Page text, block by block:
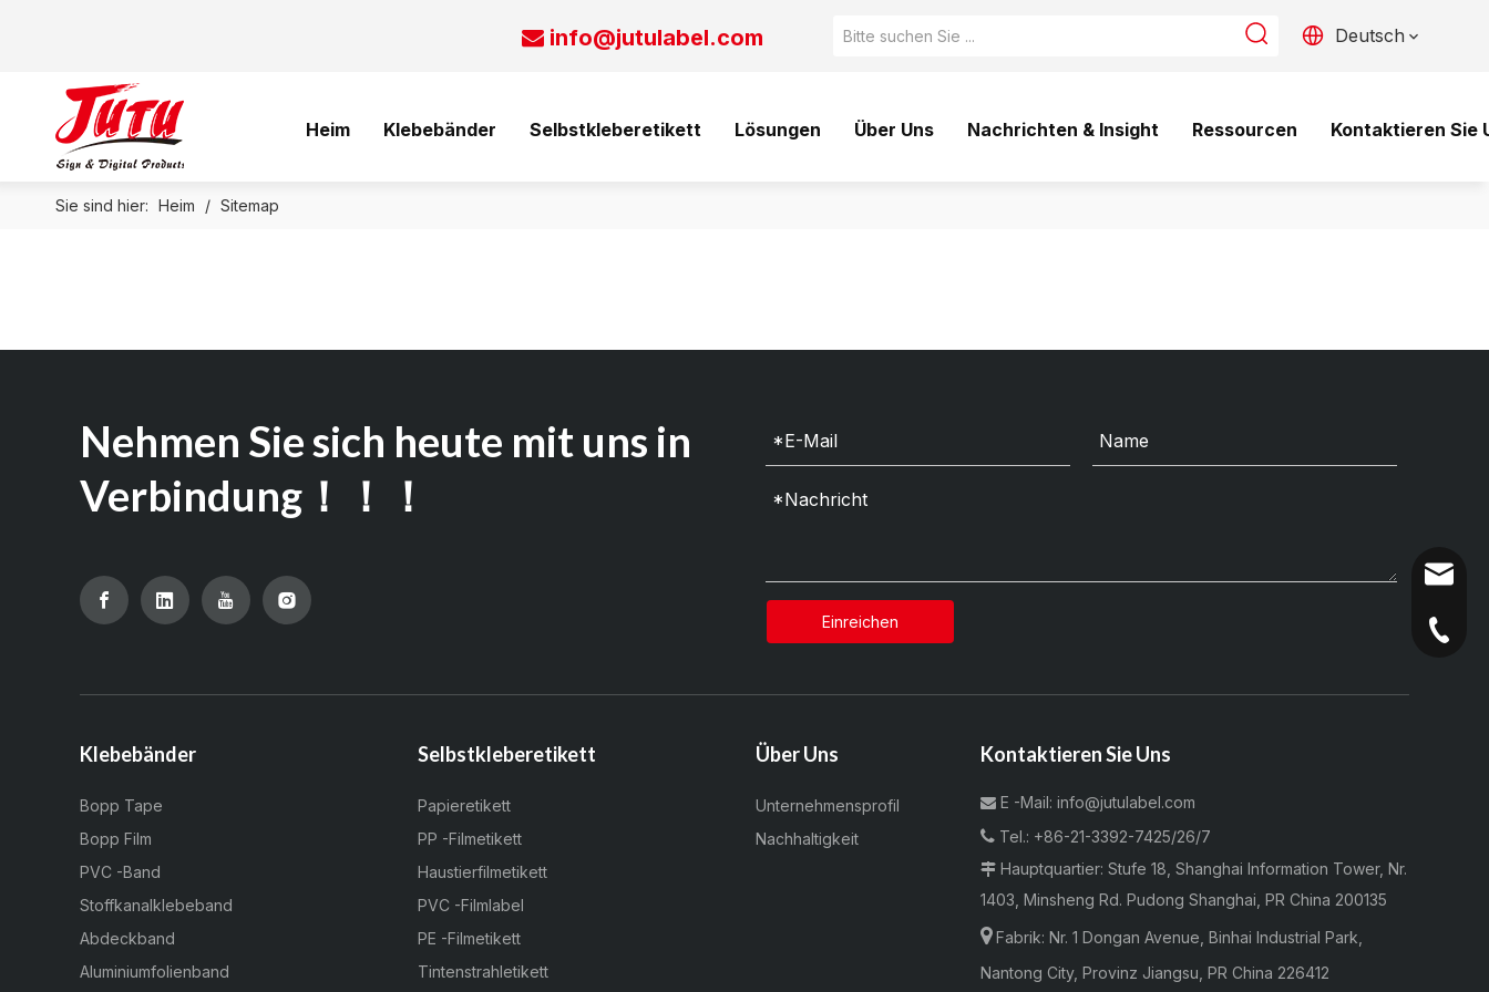
 info@jutulabel.com Deutsch
Heim Klebebänder Selbstkleberetikett Lösungen Über Uns Nachrichten & Insight Ressourcen Kontaktieren Sie
Sie sind hier: Heim / Sitemap
Nehmen Sie sich heute mit uns in
Verbindung！！！
Einreichen
Klebebänder
Bopp Tape
Bopp Film
PVC -Band
Stoffkanalklebeband
Abdeckband
Aluminiumfolienband
Selbstkleberetikett
Papieretikett
PP -Filmetikett
Haustierfilmetikett
PVC -Filmlabel
PE -Filmetikett
Tintenstrahletikett
Über Uns
Unternehmensprofil
Nachhaltigkeit
Kontaktieren Sie Uns
 E -Mail:info@jutulabel.com
 Tel.: +86-21-3392-7425/26/7
 Hauptquartier: Stufe 18, Shanghai Information Tower, Nr.
1403, Minsheng Rd. Pudong Shanghai, PR China 200135
Fabrik:Nr. 1 Dongan Avenue, Binhai Industrial Park,
Nantong City, Provinz Jiangsu, PR China 226412
+86-